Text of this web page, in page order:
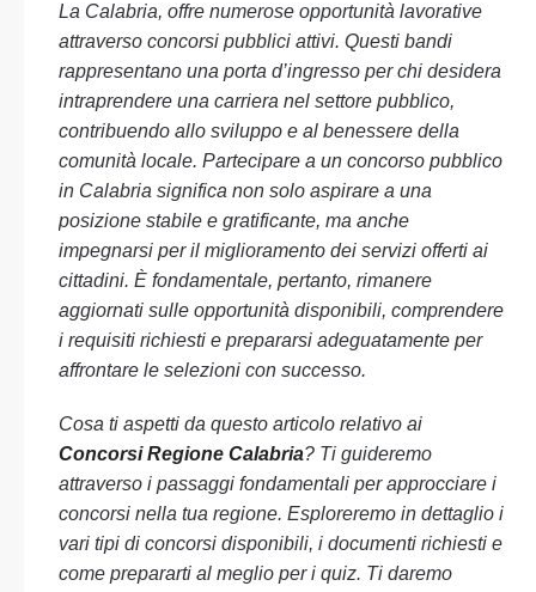
La Calabria, offre numerose opportunità lavorative
attraverso concorsi pubblici attivi. Questi bandi
rappresentano una porta d’ingresso per chi desidera
intraprendere una carriera nel settore pubblico,
contribuendo allo sviluppo e al benessere della
comunità locale. Partecipare a un concorso pubblico
in Calabria significa non solo aspirare a una
posizione stabile e gratificante, ma anche
impegnarsi per il miglioramento dei servizi offerti ai
cittadini. È fondamentale, pertanto, rimanere
aggiornati sulle opportunità disponibili, comprendere
i requisiti richiesti e prepararsi adeguatamente per
affrontare le selezioni con successo.
Cosa ti aspetti da questo articolo relativo ai
Concorsi Regione Calabria? Ti guideremo
attraverso i passaggi fondamentali per approcciare i
concorsi nella tua regione. Esploreremo in dettaglio i
vari tipi di concorsi disponibili, i documenti richiesti e
come prepararti al meglio per i quiz. Ti daremo